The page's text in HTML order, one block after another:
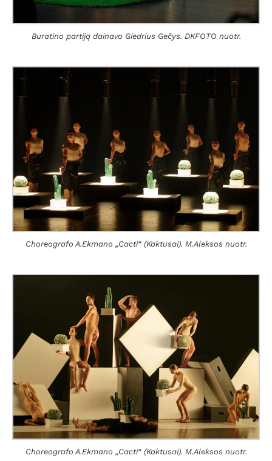
Buratino partiją dainavo Giedrius Gečys. DKFOTO nuotr.
Choreografo A.Ekmano „Cacti“ (Kaktusai). M.Aleksos nuotr.
Choreografo A.Ekmano „Cacti“ (Kaktusai). M.Aleksos nuotr.